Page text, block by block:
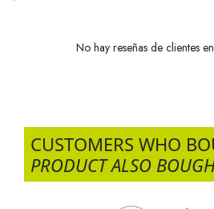
No hay reseñas de clientes
CUSTOMERS WHO
PRODUCT ALSO